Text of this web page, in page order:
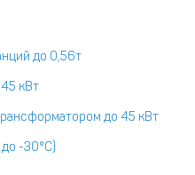
до 0,56т
кВт
до 45 кВт
-30°С)